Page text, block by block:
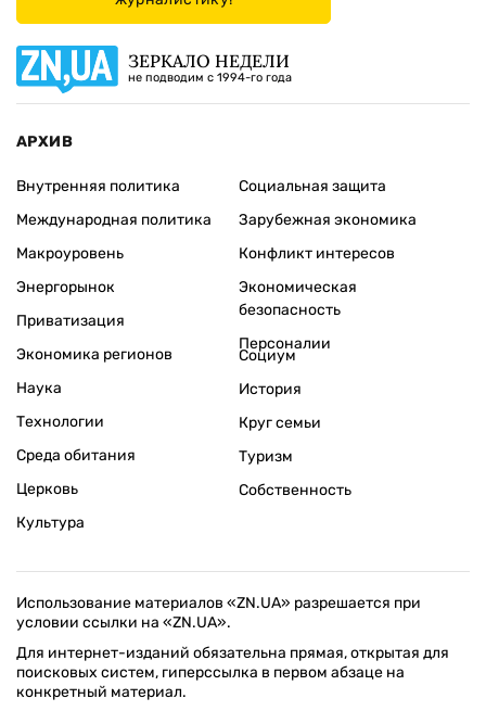
ЗЕРКАЛО НЕДЕЛИ
не подводим с 1994-го года
АРХИВ
Внутренняя политика
Международная политика
Макроуровень
Энергорынок
Приватизация
Экономика регионов
Социальная защита
Зарубежная экономика
Конфликт интересов
Экономическая
безопасность
Персоналии
Наука
Технологии
Среда обитания
Церковь
Культура
Социум
История
Круг семьи
Туризм
Собственность
Использование материалов «ZN.UA» разрешается при
условии ссылки на «ZN.UA».
Для интернет-изданий обязательна прямая, открытая для
поисковых систем, гиперссылка в первом абзаце на
конкретный материал.